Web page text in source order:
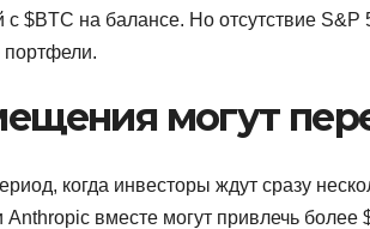
$BTC на балансе. Но отсутствие S&P
портфели.
могут
когда инвесторы ждут сразу
вместе могут привлечь более